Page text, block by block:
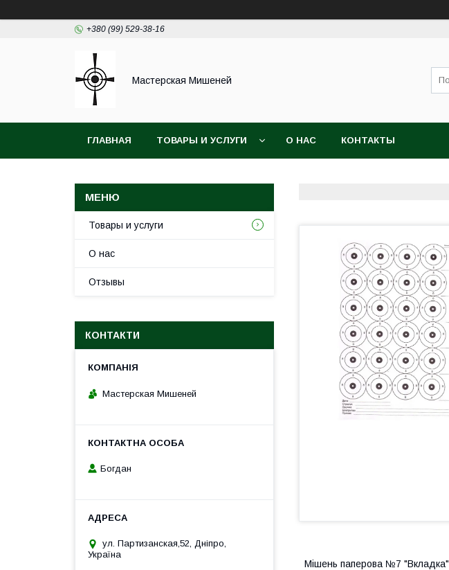
+380 (99) 529-38-16
Мастерская Мишеней
ГЛАВНАЯ ТОВАРЫ И УСЛУГИ О НАС КОНТАКТЫ
Мішень паперова №7 "Вкладка"
Товары и услуги
О нас
Отзывы
КОНТАКТИ
Мастерская Мишеней
Богдан
ул. Партизанская,52, Дніпро,
Україна